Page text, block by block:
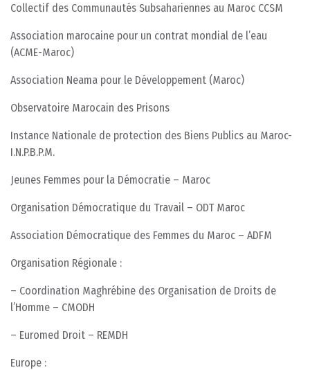
Collectif des Communautés Subsahariennes au Maroc CCSM
Association marocaine pour un contrat mondial de l’eau
(ACME-Maroc)
Association Neama pour le Développement (Maroc)
Observatoire Marocain des Prisons
Instance Nationale de protection des Biens Publics au Maroc-
I.N.P.B.P.M.
Jeunes Femmes pour la Démocratie – Maroc
Organisation Démocratique du Travail – ODT Maroc
Association Démocratique des Femmes du Maroc – ADFM
Organisation Régionale :
– Coordination Maghrébine des Organisation de Droits de
l’Homme – CMODH
– Euromed Droit – REMDH
Europe :